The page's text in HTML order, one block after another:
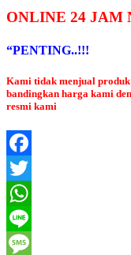
ONLINE 24 JAM
“PENTING..!!!
Kami tidak menjual
bandingkan harga kami
resmi kami
Facebook
Twitter
WhatsApp
Line